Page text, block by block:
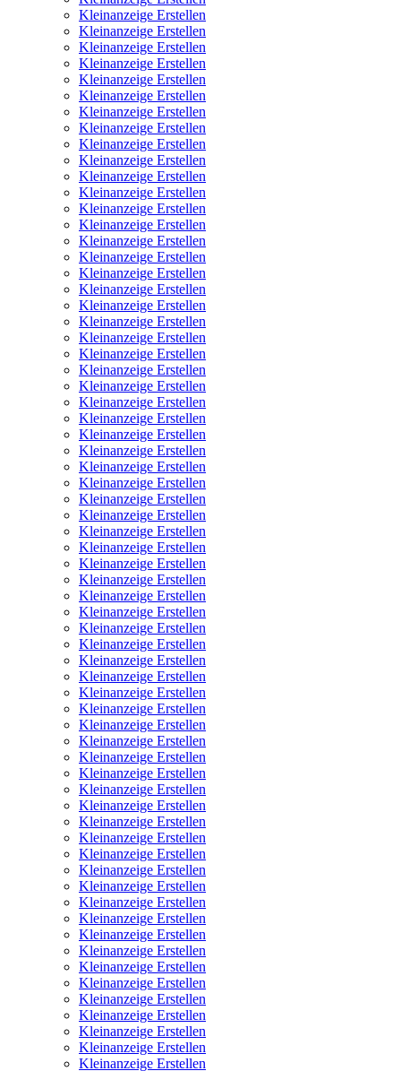
Kleinanzeige Erstellen
Kleinanzeige Erstellen
Kleinanzeige Erstellen
Kleinanzeige Erstellen
Kleinanzeige Erstellen
Kleinanzeige Erstellen
Kleinanzeige Erstellen
Kleinanzeige Erstellen
Kleinanzeige Erstellen
Kleinanzeige Erstellen
Kleinanzeige Erstellen
Kleinanzeige Erstellen
Kleinanzeige Erstellen
Kleinanzeige Erstellen
Kleinanzeige Erstellen
Kleinanzeige Erstellen
Kleinanzeige Erstellen
Kleinanzeige Erstellen
Kleinanzeige Erstellen
Kleinanzeige Erstellen
Kleinanzeige Erstellen
Kleinanzeige Erstellen
Kleinanzeige Erstellen
Kleinanzeige Erstellen
Kleinanzeige Erstellen
Kleinanzeige Erstellen
Kleinanzeige Erstellen
Kleinanzeige Erstellen
Kleinanzeige Erstellen
Kleinanzeige Erstellen
Kleinanzeige Erstellen
Kleinanzeige Erstellen
Kleinanzeige Erstellen
Kleinanzeige Erstellen
Kleinanzeige Erstellen
Kleinanzeige Erstellen
Kleinanzeige Erstellen
Kleinanzeige Erstellen
Kleinanzeige Erstellen
Kleinanzeige Erstellen
Kleinanzeige Erstellen
Kleinanzeige Erstellen
Kleinanzeige Erstellen
Kleinanzeige Erstellen
Kleinanzeige Erstellen
Kleinanzeige Erstellen
Kleinanzeige Erstellen
Kleinanzeige Erstellen
Kleinanzeige Erstellen
Kleinanzeige Erstellen
Kleinanzeige Erstellen
Kleinanzeige Erstellen
Kleinanzeige Erstellen
Kleinanzeige Erstellen
Kleinanzeige Erstellen
Kleinanzeige Erstellen
Kleinanzeige Erstellen
Kleinanzeige Erstellen
Kleinanzeige Erstellen
Kleinanzeige Erstellen
Kleinanzeige Erstellen
Kleinanzeige Erstellen
Kleinanzeige Erstellen
Kleinanzeige Erstellen
Kleinanzeige Erstellen
Kleinanzeige Erstellen